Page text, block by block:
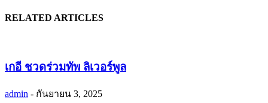
RELATED ARTICLES
เกอี ชวดร่วมทัพ ลิเวอร์พูล
admin - กันยายน 3, 2025